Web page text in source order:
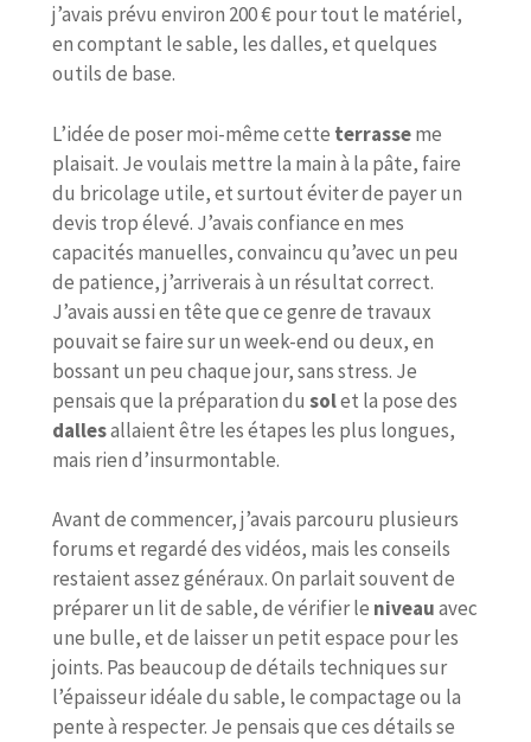
j’avais prévu environ 200 € pour tout le matériel,
en comptant le sable, les dalles, et quelques
outils de base.
L’idée de poser moi-même cette terrasseme
plaisait. Je voulais mettre la main à la pâte, faire
du bricolage utile, et surtout éviter de payer un
devis trop élevé. J’avais confiance en mes
capacités manuelles, convaincu qu’avec un peu
de patience, j’arriverais à un résultat correct.
J’avais aussi en tête que ce genre de travaux
pouvait se faire sur un week-end ou deux, en
bossant un peu chaque jour, sans stress. Je
pensais que la préparation du solet la pose des
dallesallaient être les étapes les plus longues,
mais rien d’insurmontable.
Avant de commencer, j’avais parcouru plusieurs
forums et regardé des vidéos, mais les conseils
restaient assez généraux. On parlait souvent de
préparer un lit de sable, de vérifier le niveauavec
une bulle, et de laisser un petit espace pour les
joints. Pas beaucoup de détails techniques sur
l’épaisseur idéale du sable, le compactage ou la
pente à respecter. Je pensais que ces détails se